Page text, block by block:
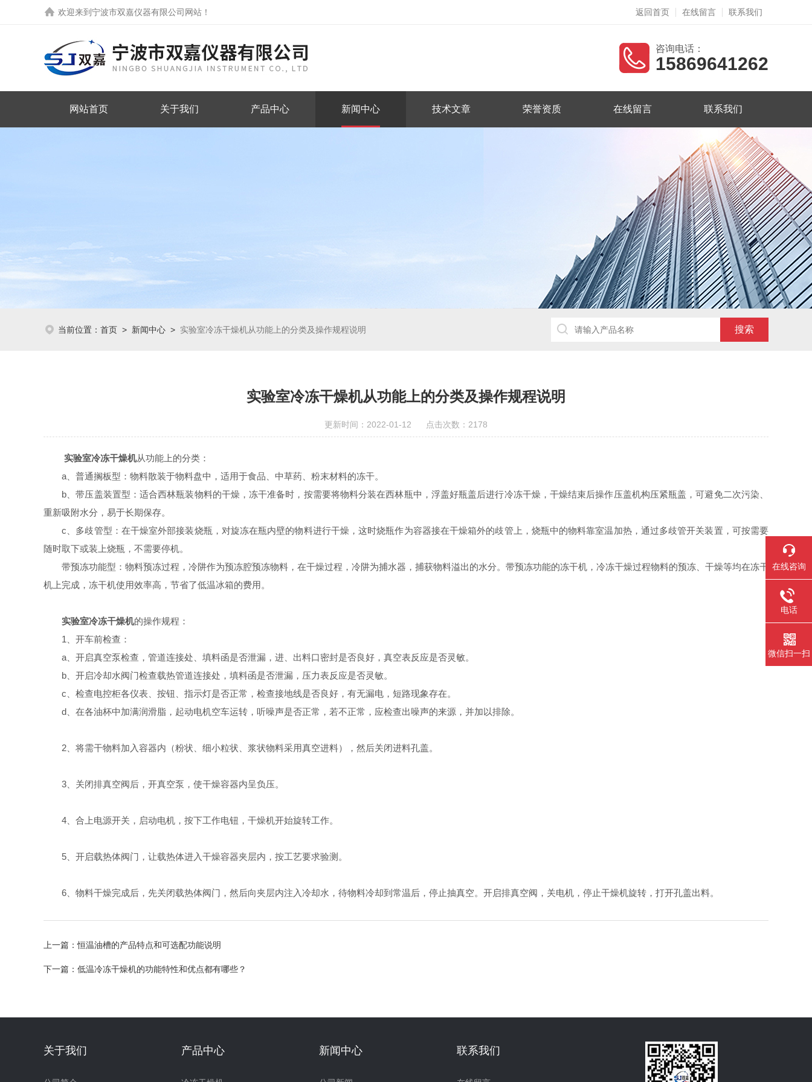
欢迎来到 宁波市双嘉仪器有限公司网站 ！ 返回首页 在线留言 联系我们
咨询电话：
15869641262
网站首页 关于我们 产品中心 新闻中心 技术文章 荣誉资质 在线留言 联系我们
当前位置： 首页 > 新闻中心 > 实验室冷冻干燥机从功能上的分类及操作规程说明
实验室冷冻干燥机从功能上的分类及操作规程说明
更新时间：2022-01-12 点击次数：2178
实验室冷冻干燥机从功能上的分类：
a、普通搁板型：物料散装于物料盘中，适用于食品、中草药、粉末材料的冻干。
b、带压盖装置型：适合西林瓶装物料的干燥，冻干准备时，按需要将物料分装在西林瓶中，浮盖好瓶盖后进行冷冻干燥，干燥结束后操作压盖机构压紧瓶盖，可避免二次污染、
重新吸附水分，易于长期保存。
c、多歧管型：在干燥室外部接装烧瓶，对旋冻在瓶内壁的物料进行干燥，这时烧瓶作为容器接在干燥箱外的歧管上，烧瓶中的物料靠室温加热，通过多歧管开关装置，可按需要
随时取下或装上烧瓶，不需要停机。
带预冻功能型：物料预冻过程，冷阱作为预冻腔预冻物料，在干燥过程，冷阱为捕水器，捕获物料溢出的水分。带预冻功能的冻干机，冷冻干燥过程物料的预冻、干燥等均在冻干
机上完成，冻干机使用效率高，节省了低温冰箱的费用。
实验室冷冻干燥机的操作规程：
1、开车前检查：
a、开启真空泵检查，管道连接处、填料函是否泄漏，进、出料口密封是否良好，真空表反应是否灵敏。
b、开启冷却水阀门检查载热管道连接处，填料函是否泄漏，压力表反应是否灵敏。
c、检查电控柜各仪表、按钮、指示灯是否正常，检查接地线是否良好，有无漏电，短路现象存在。
d、在各油杯中加满润滑脂，起动电机空车运转，听噪声是否正常，若不正常，应检查出噪声的来源，并加以排除。
2、将需干物料加入容器内（粉状、细小粒状、浆状物料采用真空进料），然后关闭进料孔盖。
3、关闭排真空阀后，开真空泵，使干燥容器内呈负压。
4、合上电源开关，启动电机，按下工作电钮，干燥机开始旋转工作。
5、开启载热体阀门，让载热体进入干燥容器夹层内，按工艺要求验测。
6、物料干燥完成后，先关闭载热体阀门，然后向夹层内注入冷却水，待物料冷却到常温后，停止抽真空。开启排真空阀，关电机，停止干燥机旋转，打开孔盖出料。
上一篇：恒温油槽的产品特点和可选配功能说明
下一篇： 低温冷冻干燥机的功能特性和优点都有哪些？
关于我们 产品中心 新闻中心 联系我们
在线咨询
电话
微信扫一扫